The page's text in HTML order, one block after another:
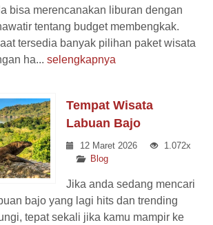
bisa merencanakan liburan dengan
tentang budget membengkak.
tersedia banyak pilihan paket wisata
ha... selengkapnya
Tempat Wisata
Labuan Bajo
12 Maret 2026
1.072x
Blog
Jika anda sedang mencari
bajo yang lagi hits dan trending
tepat sekali jika kamu mampir ke